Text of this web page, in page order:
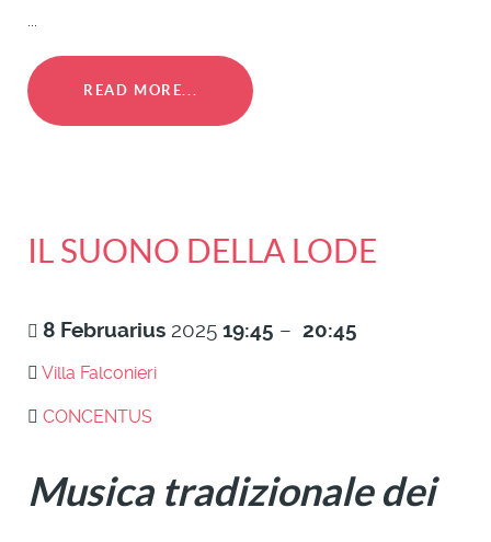
...
READ MORE...
IL SUONO DELLA LODE
8 Februarius 2025 19:45 – 20:45
Villa Falconieri
CONCENTUS
Musica tradizionale dei